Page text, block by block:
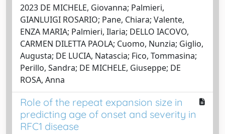
2023 DE MICHELE, Giovanna; Palmieri,
GIANLUIGI ROSARIO; Pane, Chiara; Valente,
ENZA MARIA; Palmieri, Ilaria; DELLO IACOVO,
CARMEN DILETTA PAOLA; Cuomo, Nunzia; Giglio,
Augusta; DE LUCIA, Natascia; Fico, Tommasina;
Perillo, Sandra; DE MICHELE, Giuseppe; DE
ROSA, Anna
Role of the repeat expansion size in
predicting age of onset and severity in
RFC1 disease